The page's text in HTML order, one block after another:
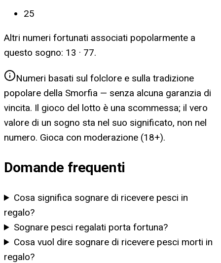
25
Altri numeri fortunati associati popolarmente a
questo sogno: 13 · 77.
Numeri basati sul folclore e sulla tradizione
popolare della Smorfia — senza alcuna garanzia di
vincita. Il gioco del lotto è una scommessa; il vero
valore di un sogno sta nel suo significato, non nel
numero. Gioca con moderazione (18+).
Domande frequenti
Cosa significa sognare di ricevere pesci in
regalo?
Sognare pesci regalati porta fortuna?
Cosa vuol dire sognare di ricevere pesci morti in
regalo?